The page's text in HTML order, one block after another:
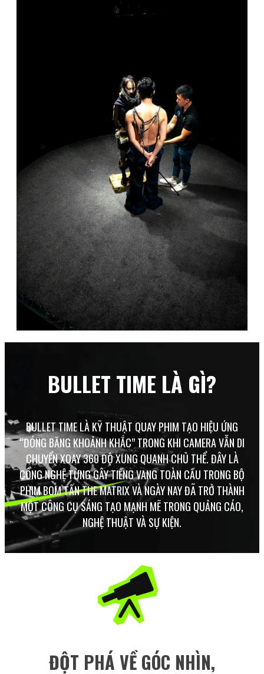
BULLET TIME LÀ GÌ?
BULLET TIME LÀ KỸ THUẬT QUAY PHIM TẠO HIỆU ỨNG
“ĐÓNG BĂNG KHOẢNH KHẮC” TRONG KHI CAMERA VẪN DI
CHUYỂN XOAY 360 ĐỘ XUNG QUANH CHỦ THỂ. ĐÂY LÀ
CÔNG NGHỆ TỪNG GÂY TIẾNG VANG TOÀN CẦU TRONG BỘ
PHIM BOM TẤN THE MATRIX VÀ NGÀY NAY ĐÃ TRỞ THÀNH
MỘT CÔNG CỤ SÁNG TẠO MẠNH MẼ TRONG QUẢNG CÁO,
NGHỆ THUẬT VÀ SỰ KIỆN.
ĐỘT PHÁ VỀ GÓC NHÌN,